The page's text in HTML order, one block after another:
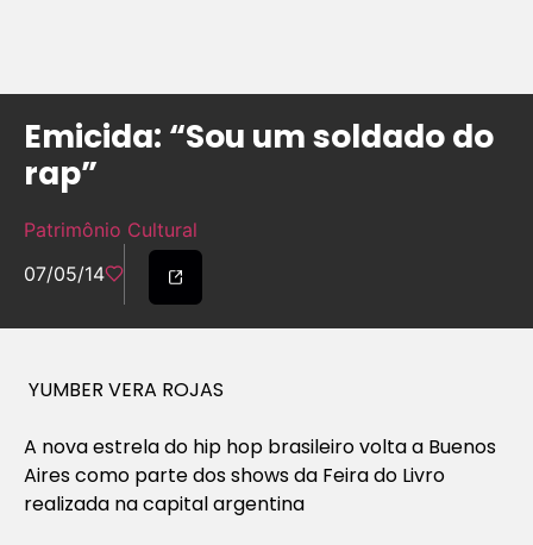
Emicida: “Sou um soldado do
rap”
Patrimônio Cultural
07/05/14
YUMBER VERA ROJAS
A nova estrela do hip hop brasileiro volta a Buenos
Aires como parte dos shows da Feira do Livro
realizada na capital argentina